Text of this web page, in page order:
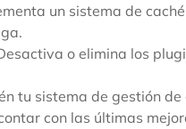
un sistema de
o elimina los
tu sistema de gestión
con las últimas